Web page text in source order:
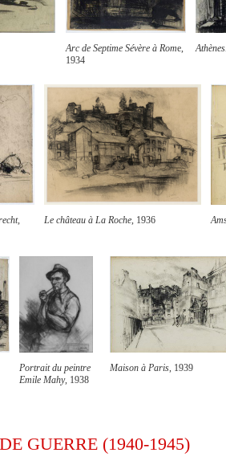
Arc de Septime Sévère à Rome,
1934
,
Le château à La Roche, 1936
Portrait du peintre
Emile Mahy, 1938
Maison à Paris, 1939
GUERRE (1940-1945)